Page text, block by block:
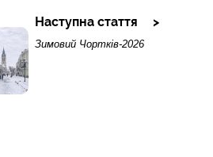
Наступна стаття
Зимовий Чортків-2026